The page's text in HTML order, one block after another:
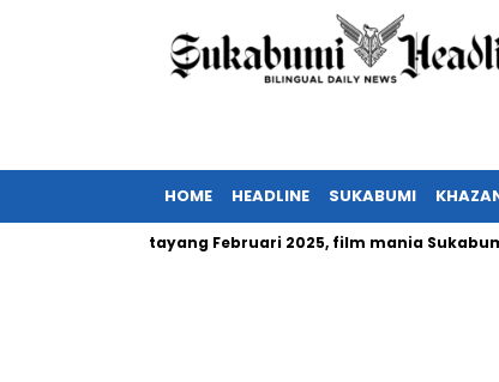
HOME HEADLINE SUKABUMI
Indonesia tayang Februari 2025, film mania Sukabumi